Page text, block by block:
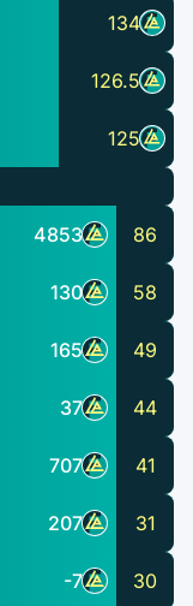
134
126.5
125
4853 86
130 58
165 49
37 44
707 41
207 31
-7 30